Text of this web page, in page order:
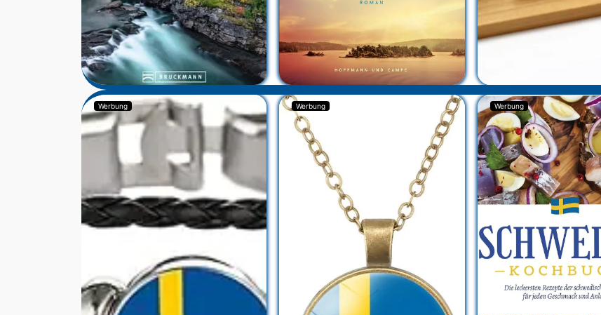
Werbung Werbung Werbung